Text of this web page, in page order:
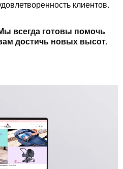
клиентов.
всегда готовы помочь
достичь новых высот.